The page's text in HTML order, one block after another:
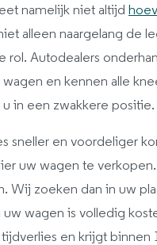
namelijk niet altijd
alleen naargelang de
rol. Autodealers
en kennen alle
in een zwakkere positie.
sneller en voordeliger
uw wagen te
zoeken dan in uw
wagen is volledig
en krijgt binnen